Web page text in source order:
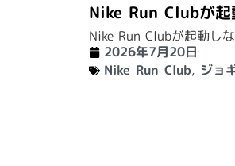
Nike Run Clubが起
Nike Run Clubが起動し
2026年7月20日
Nike Run Club, ジョ